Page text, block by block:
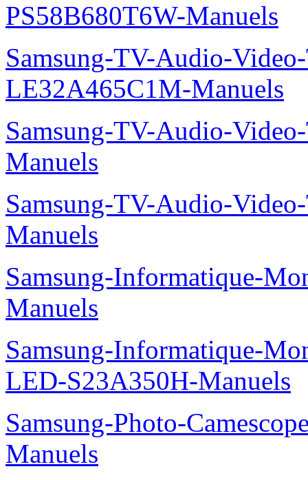
PS58B680T6W-Manuels
Samsung-TV-Audio-
LE32A465C1M-Manuels
Samsung-TV-Audio-
Manuels
Samsung-TV-Audio-
Manuels
Samsung-Informatique-
Manuels
Samsung-Informatique-
LED-S23A350H-Manuels
Samsung-Photo-
Manuels